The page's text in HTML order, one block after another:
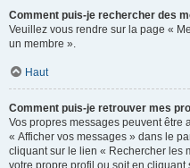
Comment puis-je rechercher des
Veuillez vous rendre sur la page «
un membre ».
Haut
Comment puis-je retrouver mes
Vos propres messages peuvent être
« Afficher vos messages » dans le
cliquant sur le lien « Rechercher les
votre propre profil ou soit en